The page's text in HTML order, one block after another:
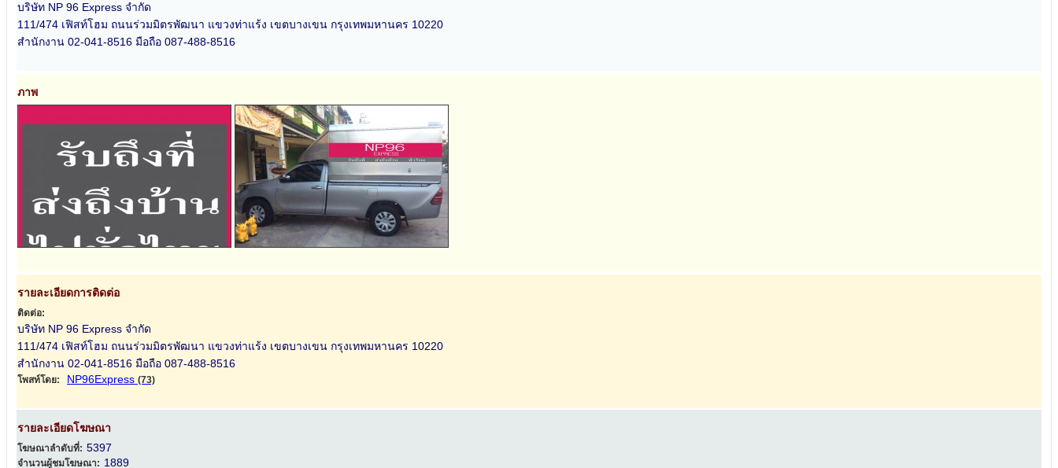
บริษัท NP 96 Express จำกัด
111/474 เฟิสท์โฮม ถนนร่วมมิตรพัฒนา แขวงท่าแร้ง เขตบางเขน กรุงเทพมหานคร 10220
สำนักงาน 02-041-8516 มือถือ 087-488-8516
ภาพ
รายละเอียดการติดต่อ
ติดต่อ:
บริษัท NP 96 Express จำกัด
111/474 เฟิสท์โฮม ถนนร่วมมิตรพัฒนา แขวงท่าแร้ง เขตบางเขน กรุงเทพมหานคร 10220
สำนักงาน 02-041-8516 มือถือ 087-488-8516
โพสท์โดย: NP96Express (73)
รายละเอียดโฆษณา
โฆษณาลำดับที่: 5397
จำนวนผู้ชมโฆษณา: 1889